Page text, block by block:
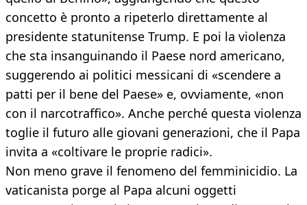
concetto è pronto a ripeterlo direttamente al
presidente statunitense Trump. E poi la violenza
che sta insanguinando il Paese nord americano,
suggerendo ai politici messicani di «scendere a
patti per il bene del Paese» e, ovviamente, «non
con il narcotraffico». Anche perché questa violenza
toglie il futuro alle giovani generazioni, che il Papa
invita a «coltivare le proprie radici».
Non meno grave il fenomeno del femminicidio. La
vaticanista porge al Papa alcuni oggetti